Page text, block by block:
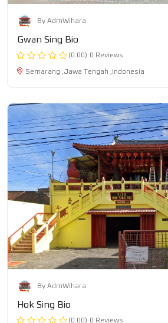
By AdmWihara
Gwan Sing Bio
(0.00) 0 Reviews
Semarang ,Jawa Tengah ,Indonesia
By AdmWihara
Hok Sing Bio
(0.00) 0 Reviews